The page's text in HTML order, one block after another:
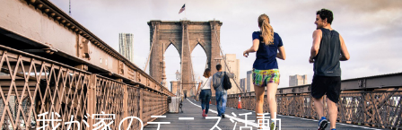
ン
テ
ン
ツ
へ